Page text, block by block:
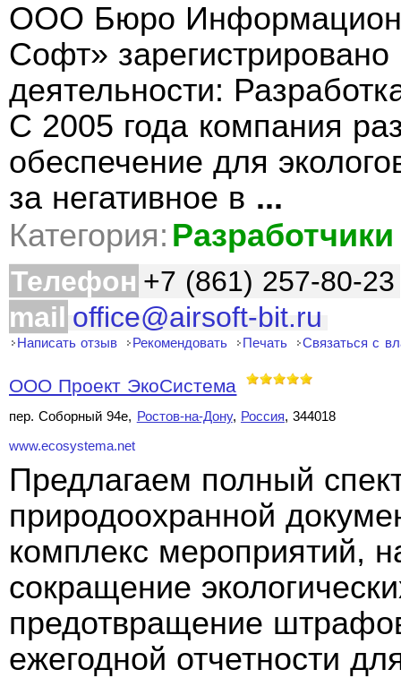
ООО Бюро
Софт»
деятельности:
С 2005 года компания
обеспечение для
за негативное в ...
Категория:
Телефон +7 (861) 257-80-23
mail office@airsoft-bit.ru
Написать отзыв Рекомендовать Печать Связаться с
ООО Проект ЭкоСистема
пер. Соборный 94е, Ростов-на-Дону, Россия, 344018
www.ecosystema.net
Предлагаем полный
природоохранной
комплекс мероприятий,
сокращение
предотвращение
ежегодной отчетности